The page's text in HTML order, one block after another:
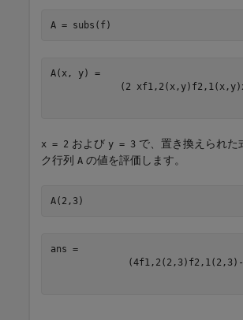
A = subs(f)
( 2 xf1, 2 ( x, y) f2 , 1( x, y)
x = 2 および y = 3 で、置き換えられた
ク行列 A の値を評価します。
A(2,3)
(4f1 , 2 ( 2 , 3) f2 , 1( 2 , 3) -